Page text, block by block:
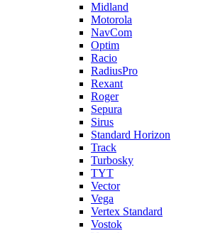
Midland
Motorola
NavCom
Optim
Racio
RadiusPro
Rexant
Roger
Sepura
Sirus
Standard Horizon
Track
Turbosky
TYT
Vector
Vega
Vertex Standard
Vostok